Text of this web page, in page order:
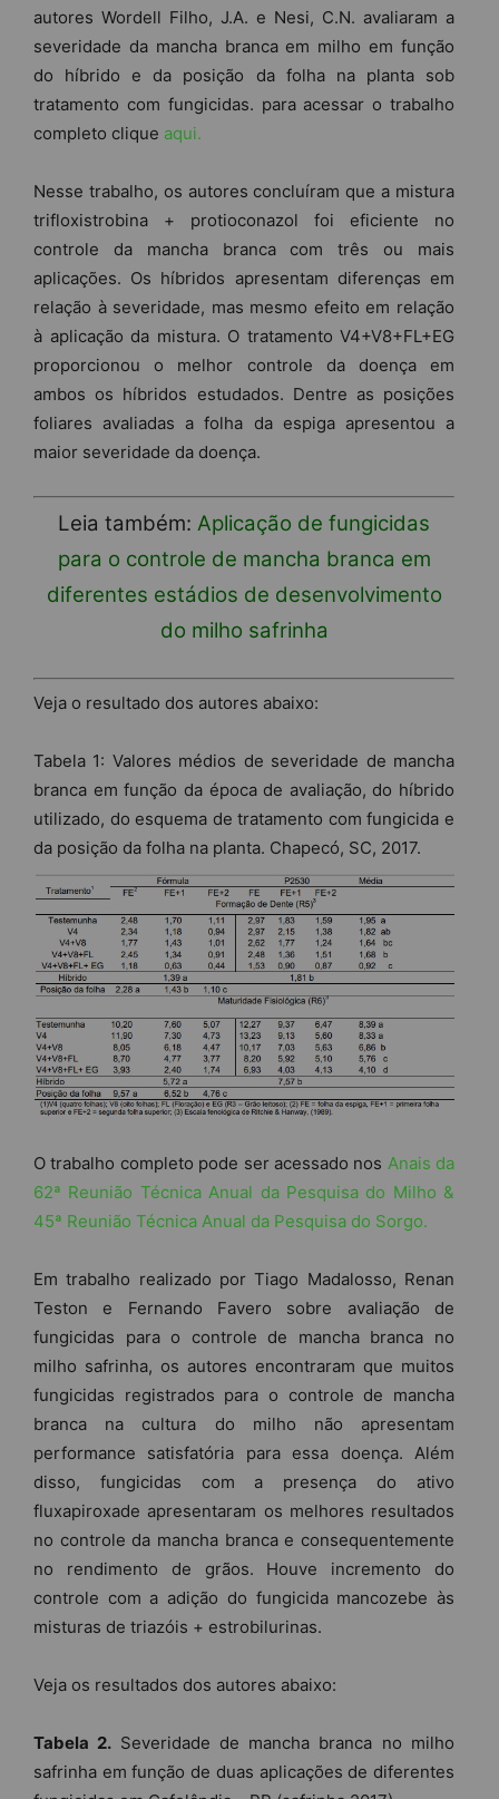
autores Wordell Filho, J.A. e Nesi, C.N. avaliaram a
severidade da mancha branca em milho em função
do híbrido e da posição da folha na planta sob
tratamento com fungicidas. para acessar o trabalho
completo clique aqui.
Nesse trabalho, os autores concluíram que a mistura
trifloxistrobina + protioconazol foi eficiente no
controle da mancha branca com três ou mais
aplicações. Os híbridos apresentam diferenças em
relação à severidade, mas mesmo efeito em relação
à aplicação da mistura. O tratamento V4+V8+FL+EG
proporcionou o melhor controle da doença em
ambos os híbridos estudados. Dentre as posições
foliares avaliadas a folha da espiga apresentou a
maior severidade da doença.
Leia também: Aplicação de fungicidas
para o controle de mancha branca em
diferentes estádios de desenvolvimento
do milho safrinha
Veja o resultado dos autores abaixo:
Tabela 1: Valores médios de severidade de mancha
branca em função da época de avaliação, do híbrido
utilizado, do esquema de tratamento com fungicida e
da posição da folha na planta. Chapecó, SC, 2017.
O trabalho completo pode ser acessado nos Anais da
62ª Reunião Técnica Anual da Pesquisa do Milho &
45ª Reunião Técnica Anual da Pesquisa do Sorgo.
Em trabalho realizado por Tiago Madalosso, Renan
Teston e Fernando Favero sobre avaliação de
fungicidas para o controle de mancha branca no
milho safrinha, os autores encontraram que muitos
fungicidas registrados para o controle de mancha
branca na cultura do milho não apresentam
performance satisfatória para essa doença. Além
disso, fungicidas com a presença do ativo
fluxapiroxade apresentaram os melhores resultados
no controle da mancha branca e consequentemente
no rendimento de grãos. Houve incremento do
controle com a adição do fungicida mancozebe às
misturas de triazóis + estrobilurinas.
Veja os resultados dos autores abaixo:
Tabela 2. Severidade de mancha branca no milho
safrinha em função de duas aplicações de diferentes